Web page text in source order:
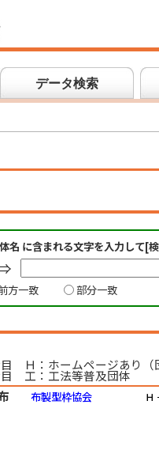
データ検索
名 に含まれる文字を入力して[
方一致 部分一致
目 Ｈ：ホームページあり（
目 工：工法等普及団体
布製型枠協会 Ｈ